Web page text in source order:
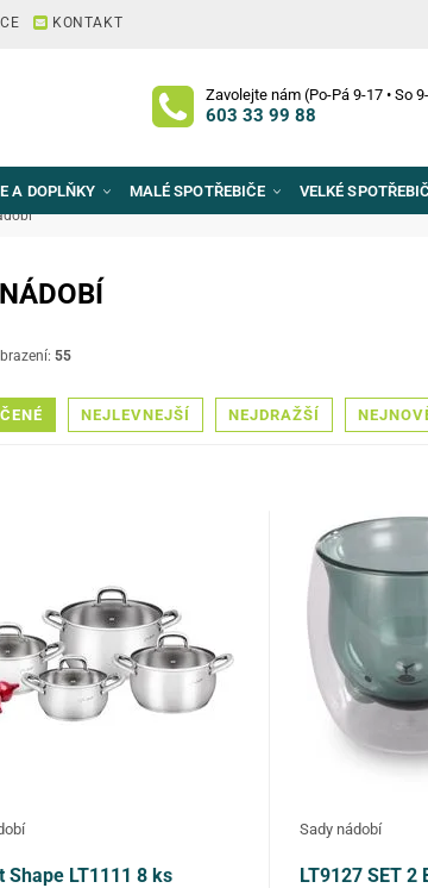
Zavolejte nám (Po-Pá 9-17 • So
603 33 99 88
KONTAKT
A DOPLŇKY MALÉ SPOTŘEBIČE VELKÉ
55
NEJLEVNEJŠÍ NEJDRAŽŠÍ
Shape LT1111 8 ks
Sady nádobí
LT9127 SET 2